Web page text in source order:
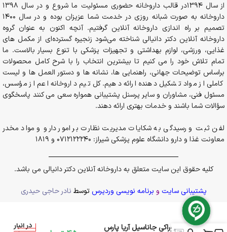
از سال 1394در قالب داروخانه حضوری مسئولیت ما شروع و در سال 1398
داروخانه به صورت شبانه روزی در خدمت شما عزیزان بوده و در سال 1400
تصمیم بر راه اندازی داروخانه آنلاین گرفتیم. آنچه اکنون به عنوان گروه
داروخانه آنلاین دکتر دانیالی شناخته می‌شود زنجیره گسترده‌ای از مکمل های
غذایی، ورزشی، لوازم بهداشتی و تجهیزات پزشکی با تنوع بسیار بالاست. ما
تمام تلاش خود را می کنیم تا بیشترین انتخاب را با شرح کامل محصولات
براساس توضیحات جهانی، راهنمایی ها، نشانه ها و دستور العمل ها و لیست
کاملی از مواد تشکیل دهنده ارائه دهیم. کل تیم داروخانه اعم از مؤسس،
مسئول فنی، مشاوران و سایر پرسنل پشتیبانی همواره سعی می کنند پاسخگوی
سؤالات شما باشند و خدمات بهتری ارائه دهند.
لفن ثبت و رسیدگی به شکایات مدیریت نظارت بر امور دارو و مواد مخدر
معاونت غذا و دارو دانشگاه علوم پزشکی شیراز: 0712122240 و 1819
کلیه حقوق این سایت متعلق به داروخانه آنلاین دکتر دانیالی می باشد.
پشتیبانی سایت و برنامه نویسی وردپرس توسط نادر حاجی حیدری
قطره خوراکی جاناسیل آریا پارس در انبار